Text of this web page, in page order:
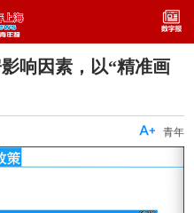
响因素，以“精准画
青年
